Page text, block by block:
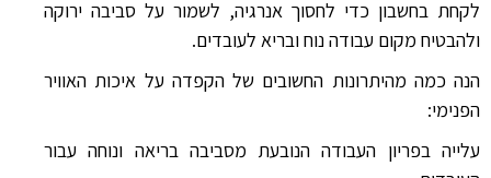
לקחת בחשבון כדי לחסוך אנרגיה, לשמור על סביבה ירוקה
ולהבטיח מקום עבודה נוח ובריא לעובדים.
הנה כמה מהיתרונות החשובים של הקפדה על איכות האוויר
הפנימי:
עלייה בפריון העבודה הנובעת מסביבה בריאה ונוחה עבור